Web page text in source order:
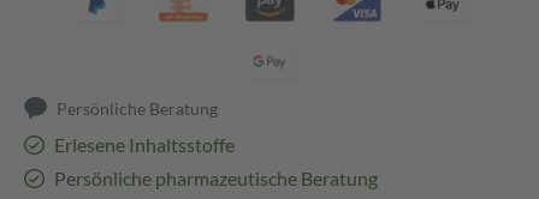
Persönliche Beratung
Erlesene Inhaltsstoffe
Persönliche pharmazeutische Beratung